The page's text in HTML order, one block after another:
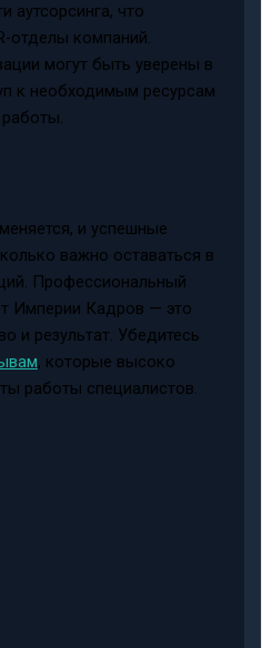
аутсорсинга, что
отделы компаний.
могут быть уверены в
к необходимым ресурсам
и успешные
важно оставаться в
Профессиональный
Империи Кадров — это
и результат. Убедитесь
, которые высоко
работы специалистов.